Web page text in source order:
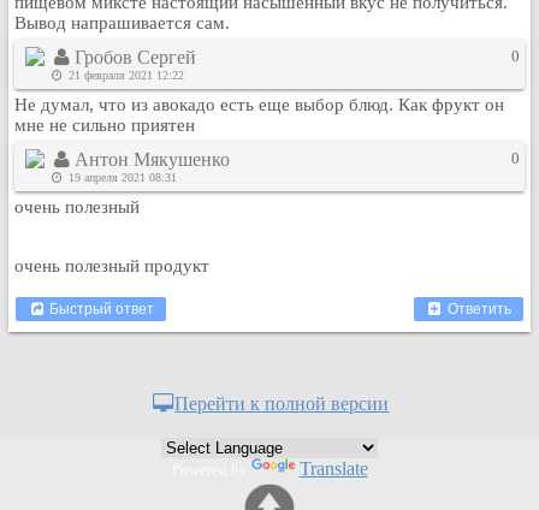
Вывод напрашивается сам.
Гробов Сергей
21 февраля 2021 12:22
0
Не думал, что из авокадо есть еще выбор блюд. Как фрукт он
мне не сильно приятен
Антон Мякушенко
19 апреля 2021 08:31
0
очень полезный
очень полезный продукт
Быстрый ответ Ответить
Перейти к полной версии
Translate